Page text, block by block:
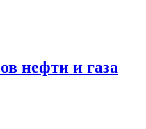
нефти и газа